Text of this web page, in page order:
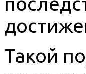
Такой